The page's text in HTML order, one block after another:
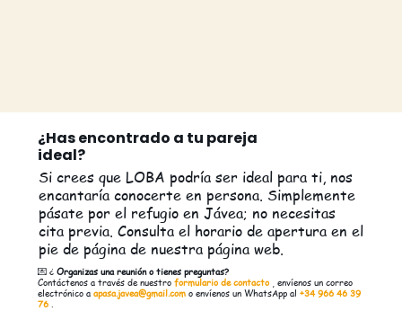
¿Has encontrado a tu pareja
ideal?
Si crees que LOBA podría ser ideal para ti, nos
encantaría conocerte en persona. Simplemente
pásate por el refugio en Jávea; no necesitas
cita previa. Consulta el horario de apertura en el
pie de página de nuestra página web.
💌 ¿ Organizas una reunión o tienes preguntas?
Contáctenos a través de nuestro formulario de contacto, envíenos un correo
electrónico a apasa.javea@gmail.como envíenos un WhatsApp al +34 966 46 39
76.